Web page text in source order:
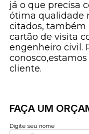
já o que precisa
ótima qualidade
citados, também
cartão de visita
engenheiro civil.
cliente.
FAÇA UM
Digite seu nome